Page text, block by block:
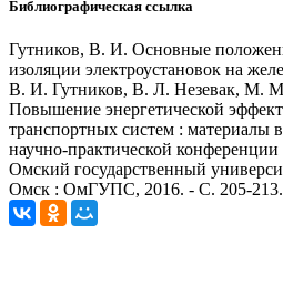
Библиографическая ссылка
Гутников, В. И. Основные
изоляции электроустановок на
В. И. Гутников, В. Л. Незевак, М.
Повышение энергетической
транспортных систем : материалы
научно-практической конференции
Омский государственный
Омск : ОмГУПС, 2016. - С. 205-213.